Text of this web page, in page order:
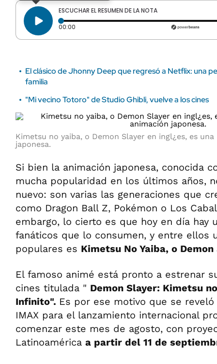
ESCUCHAR EL RESUMEN DE LA NOTA
00:00 Tiempo transcurrido: 0 segundos
El clásico de Jhonny Deep que regresó a Netflix: una
familia
"Mi vecino Totoro" de Studio Ghibli, vuelve a los cines
Kimetsu no yaiba, o Demon Slayer en ingl¿es, es
japonesa.
Si bien la animación japonesa, conocida
mucha popularidad en los últimos años,
nuevo: son varias las generaciones que
como Dragon Ball Z, Pokémon o Los
embargo, lo cierto es que hoy en día hay
fanáticos que lo consumen, y entre ellos
populares es Kimetsu No Yaiba, o
El famoso animé está pronto a estrenar
cines titulada " Demon Slayer: Kimetsu
Infinito". Es por ese motivo que se
IMAX para el lanzamiento internacional
comenzar este mes de agosto, con
Latinoamérica a partir del 11 de